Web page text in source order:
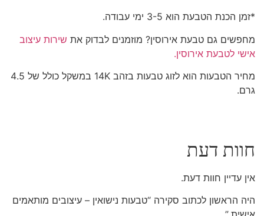
*זמן הכנת הטבעת הוא 3-5 ימי עבודה.
מחפשים גם טבעת אירוסין? מוזמנים לבדוק את שירות עיצוב
אישי לטבעת אירוסין.
מחיר הטבעות הוא לזוג טבעות בזהב 14K במשקל כולל של 4.5
גרם.
חוות דעת
אין עדיין חוות דעת.
היה הראשון לכתוב סקירה “טבעות נישואין – עיצובים מותאמים